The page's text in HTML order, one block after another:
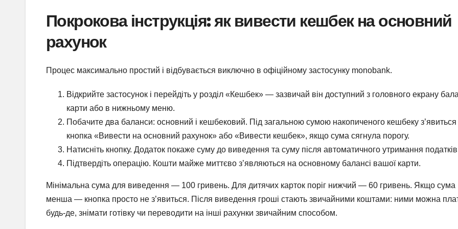
Покрокова інструкція: як вивести кешбек на основний
рахунок
Процес максимально простий і відбувається виключно в офіційному застосунку monobank.
Відкрийте застосунок і перейдіть у розділ «Кешбек» — зазвичай він доступний з головного екрану
карти або в нижньому меню.
Побачите два баланси: основний і кешбековий. Під загальною сумою накопиченого кешбеку з’явиться
кнопка «Вивести на основний рахунок» або «Вивести кешбек», якщо сума сягнула порогу.
Натисніть кнопку. Додаток покаже суму до виведення та суму після автоматичного утримання
Підтвердіть операцію. Кошти майже миттєво з’являються на основному балансі вашої карти.
Мінімальна сума для виведення — 100 гривень. Для дитячих карток поріг нижчий — 60 гривень. Якщо сума
менша — кнопка просто не з’явиться. Після виведення гроші стають звичайними коштами: ними можна
будь-де, знімати готівку чи переводити на інші рахунки звичайним способом.